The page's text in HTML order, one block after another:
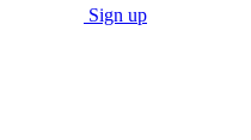
Sign up